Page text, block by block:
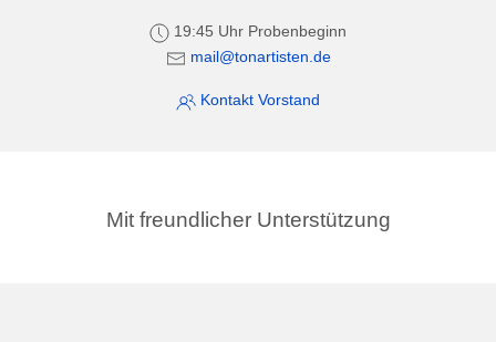
19:45 Uhr Probenbeginn
mail@tonartisten.de
Kontakt Vorstand
Mit freundlicher Unterstützung